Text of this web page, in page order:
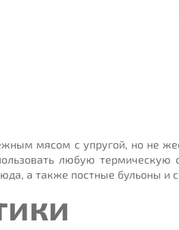
мясом с упругой, но не
любую
а также постные бульоны и